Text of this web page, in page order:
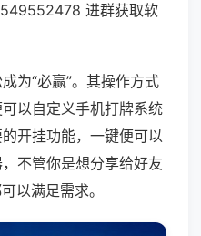
进群获取软
为“必赢”。其操作方式
以自定义手机打牌系统
开挂功能，一键便可以
不管你是想分享给好友
以满足需求。